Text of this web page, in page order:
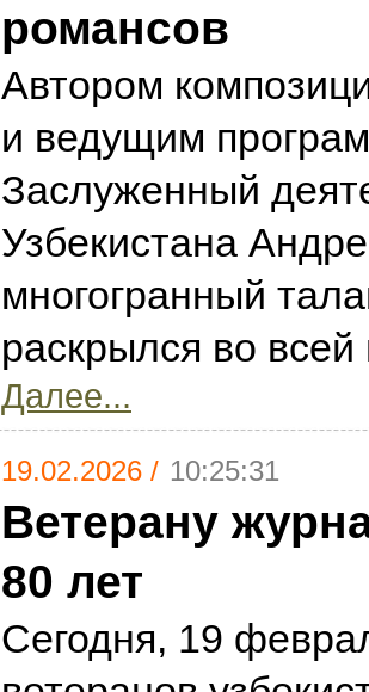
романсов
Автором
и ведущим
Заслуженный
Узбекистана
многогранный
раскрылся во всей
Далее...
19.02.2026 / 10:25:31
Ветерану
80 лет
Сегодня, 19